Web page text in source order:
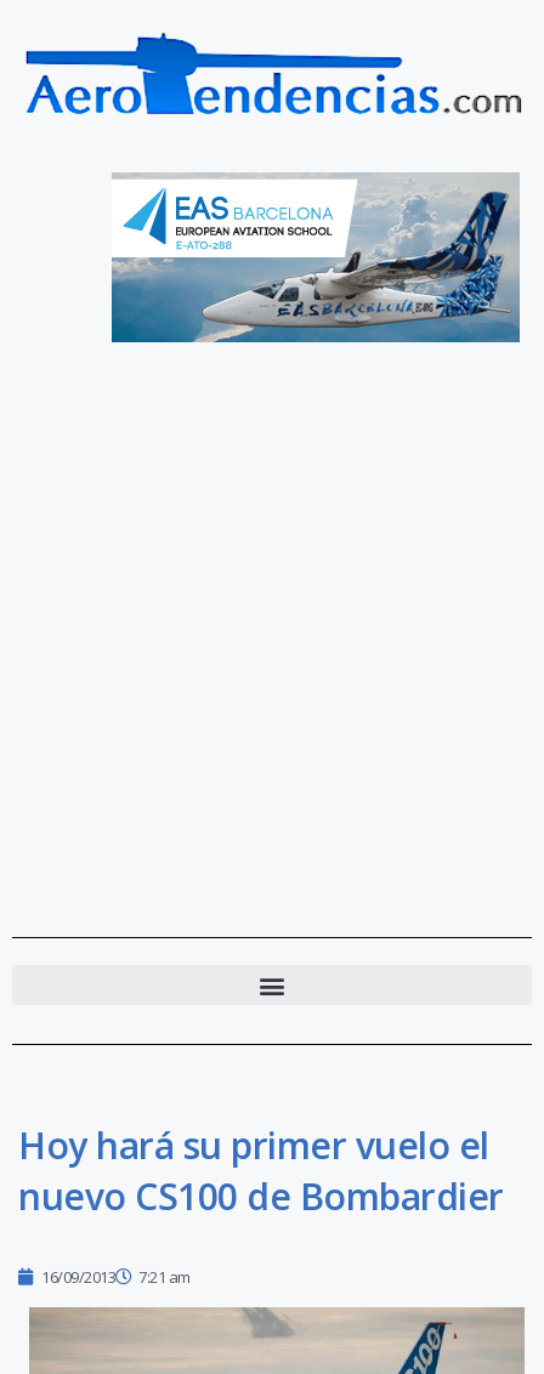
Hoy hará su primer vuelo el
nuevo CS100 de Bombardier
16/09/2013 7:21 am